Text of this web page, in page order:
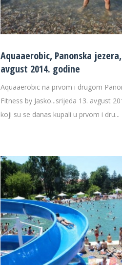
Aquaaerobic, Panonska
avgust 2014. godine
Aquaaerobic na prvom i drugom
Fitness by Jasko...srijeda 13. avgust
koji su se danas kupali u prvom i dru...